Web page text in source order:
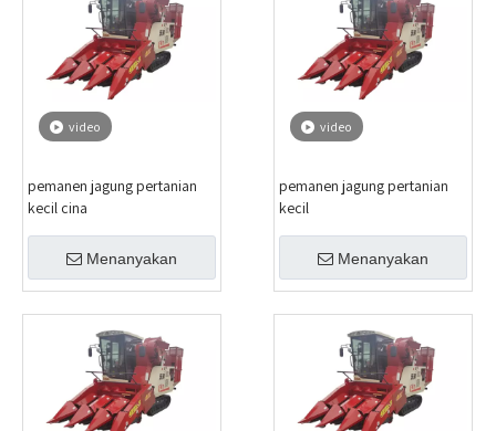
video
pemanen jagung pertanian
kecil cina
Menanyakan
video
pemanen jagung pertanian
kecil
Menanyakan